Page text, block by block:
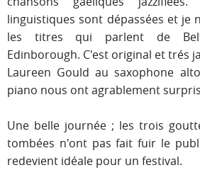
linguistiques sont dépassées et je
les titres qui parlent de
Edinborough. C'est original et trés
Laureen Gould au saxophone
piano nous ont agrablement
Une belle journée ; les trois
tombées n'ont pas fait fuir le
redevient idéale pour un festival.